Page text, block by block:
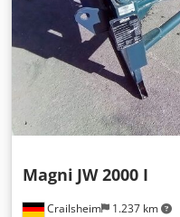
Crailsheim 1.237 km
Magni JW 2000 I